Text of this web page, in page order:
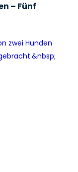
– Fünf